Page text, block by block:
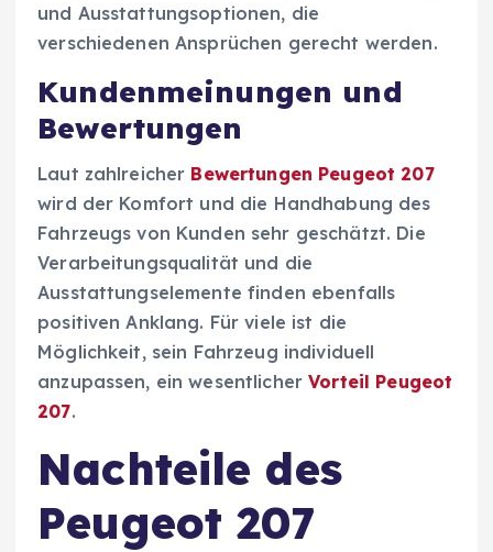
und Ausstattungsoptionen, die
verschiedenen Ansprüchen gerecht werden.
Kundenmeinungen und
Bewertungen
Laut zahlreicher Bewertungen Peugeot 207
wird der Komfort und die Handhabung des
Fahrzeugs von Kunden sehr geschätzt. Die
Verarbeitungsqualität und die
Ausstattungselemente finden ebenfalls
positiven Anklang. Für viele ist die
Möglichkeit, sein Fahrzeug individuell
anzupassen, ein wesentlicherVorteil Peugeot
207.
Nachteile des
Peugeot 207